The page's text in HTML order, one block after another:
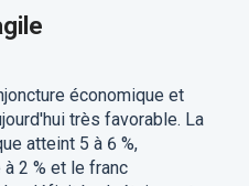
économique et
très favorable. La
atteint 5 à 6 %,
2 % et le franc